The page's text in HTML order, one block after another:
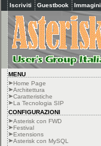
Iscriviti Guestbook Immagini
MENU
Home Page
Architettura
Caratteristiche
La Tecnologia SIP
CONFIGURAZIONI
Asterisk con FWD
Festival
Extensions
Asterisk con MySQL